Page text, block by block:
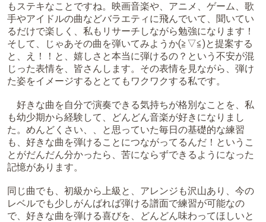
もステキなことですね。映画音楽や、アニメ、ゲーム、歌
手やアイドルの曲などバラエティに飛んでいて、聞いてい
るだけで楽しく、私もリサーチしながら勉強になります！
そして、じゃあその曲を弾いてみようか(≧▽≦)と提案する
と、え！！と、嬉しさと本当に弾けるの？という不安が混
じった表情を、皆さんします。その表情を見ながら、弾け
た姿をイメージするととてもワクワクする私です。
好きな曲を自分で演奏できる気持ちが格別なことを、私
も幼少期から経験して、どんどん音楽が好きになりまし
た。めんどくさい、、と思っていた毎日の基礎的な練習
も、好きな曲を弾けることにつながってるんだ！というこ
とがだんだん分かったら、苦にならずできるようになった
記憶があります。
同じ曲でも、初級から上級と、アレンジも沢山あり、今の
レベルでも少しがんばれば弾ける譜面で練習が可能なの
で、好きな曲を弾ける喜びを、どんどん味わってほしいと